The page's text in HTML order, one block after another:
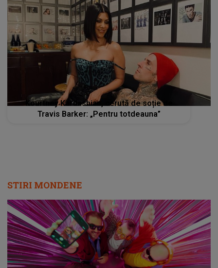
Kourtney Kardashian, cerută de soție de
Travis Barker: „Pentru totdeauna”
STIRI MONDENE